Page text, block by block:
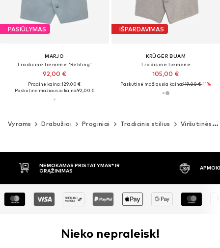
PASIŪLYMAS
MARJO
Tradicinė liemenė 'Rehling'
92,00 €
Pradinė kaina: 129,00 €
Paskutinė mažiausia kaina:92,00 €
IŠPARDAVIMAS
KRÜGER BUAM
Tradicinė liemenė
105,00 €
Paskutinė mažiausia kaina:119,00 €-11%
Vyrams Drabužiai Proginiai Tradicinis stilius Viršutinės dalys
APMOKĖJIMAS PRISTAČIUS 30 DIENŲ
Nieko nepraleisk!